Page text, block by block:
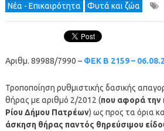
Νέα - Επικαιρότητα
Φυτά και ζώα
Αριθμ. 89988/7990 – ΦΕΚ Β 2159 –
Τροποποίηση ρυθμιστικής δασικής
θήρας με αριθμό 2/2012 (που αφορά την
Ρίου Δήμου Πατρέων) ως προς τα όρια
άσκηση θήρας παντός θηρεύσιμου